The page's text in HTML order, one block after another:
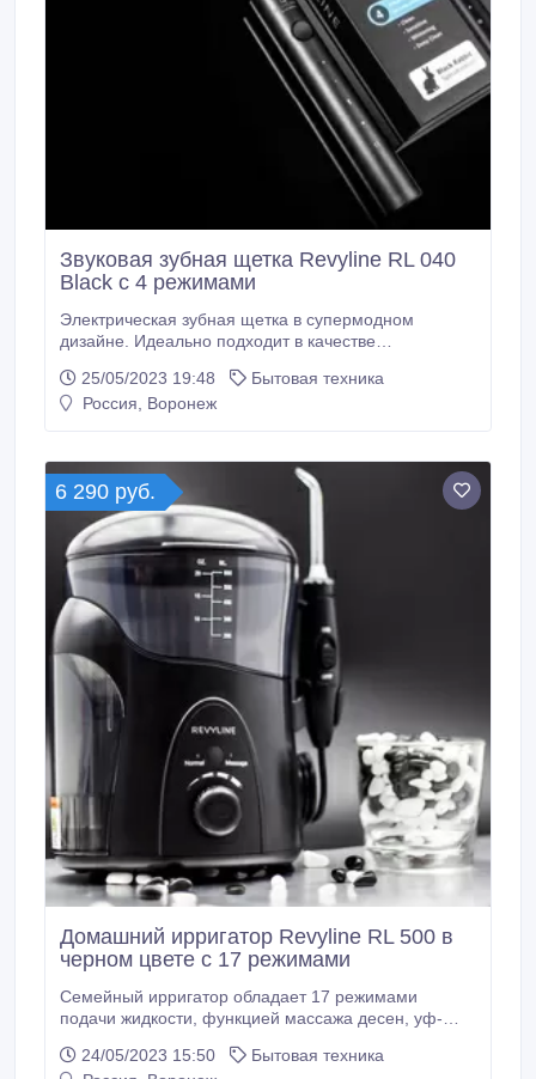
Звуковая зубная щетка Revyline RL 040
Black с 4 режимами
Электрическая зубная щетка в супермодном
дизайне. Идеально подходит в качестве
емкий аккумулятор, который держит заряд 25 дней,
а также 1 насадка с премиум-щетиной Дюпон. Сайт
_revyline_rl_040_black_rabbit_special_edition.
25/05/2023 19:48
Бытовая техника
Россия, Воронеж
6 290 руб.
Домашний ирригатор Revyline RL 500 в
черном цвете с 17 режимами
Семейный ирригатор обладает 17 режимами
подачи жидкости, функцией массажа десен, уф-
насадок для ухода за полостью рта.
24/05/2023 15:50
Бытовая техника